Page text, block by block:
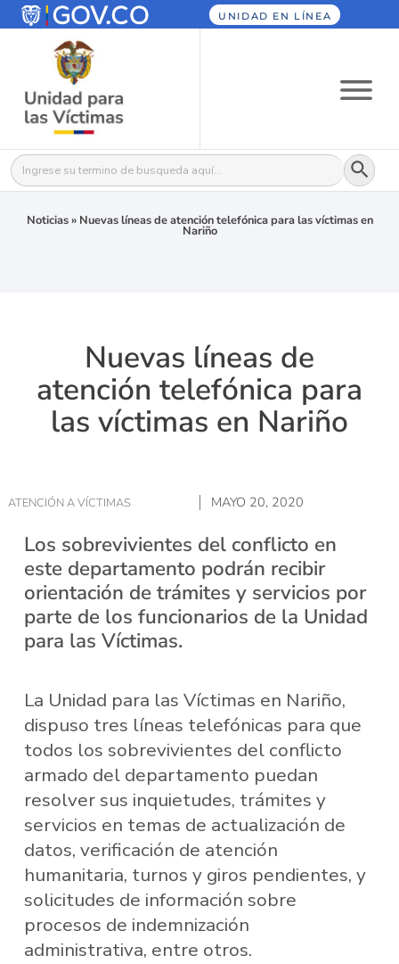
UNIDAD EN LÍNEA
Buscar: Botón
Noticias» Nuevas líneas de atención telefónica para las víctimas en
Nariño
Nuevas líneas de
atención telefónica para
las víctimas en Nariño
ATENCIÓN A VÍCTIMAS MAYO 20, 2020
Los sobrevivientes del conflicto en
este departamento podrán recibir
orientación de trámites y servicios por
parte de los funcionarios de la Unidad
para las Víctimas.
La Unidad para las Víctimas en Nariño,
dispuso tres líneas telefónicas para que
todos los sobrevivientes del conflicto
armado del departamento puedan
resolver sus inquietudes, trámites y
servicios en temas de actualización de
datos, verificación de atención
humanitaria, turnos y giros pendientes, y
solicitudes de información sobre
procesos de indemnización
administrativa, entre otros.